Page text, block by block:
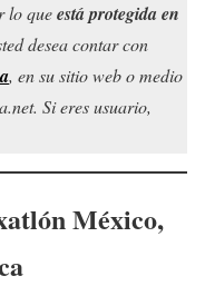
lo queestá protegida en
desea contar con
, en su sitio web o medio
Si eres usuario,
México,